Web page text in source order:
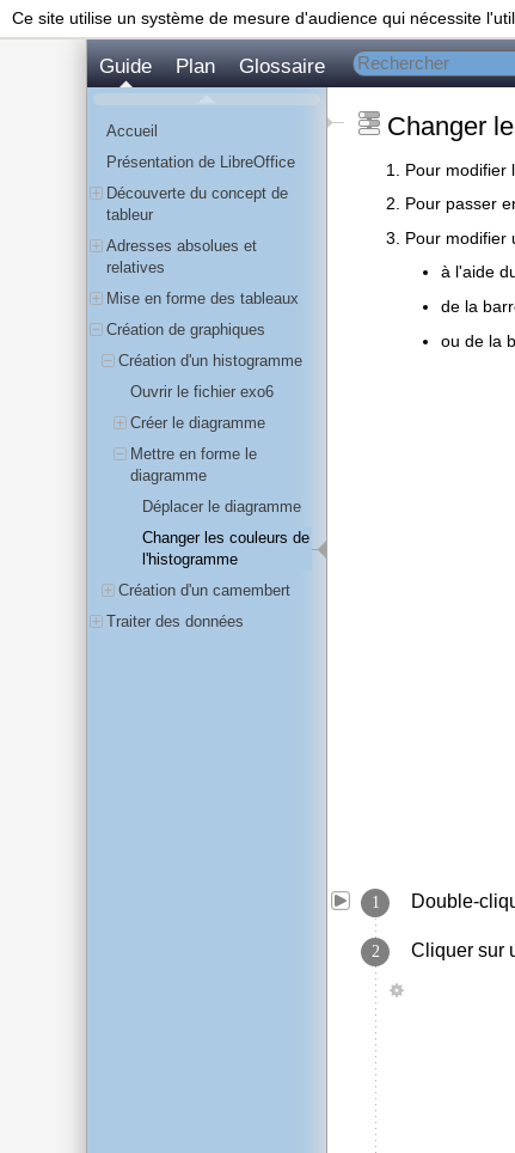
Ce site utilise un système de mesure d'audience qui nécessite
Guide Plan Glossaire
Changer
Pour modifier
Pour passer
Pour modifier
à l'aide
de la
ou de la
Double-
Cliquer sur
Accueil
Présentation de LibreOffice
Découverte du concept de
tableur
Adresses absolues et
relatives
Mise en forme des tableaux
Création de graphiques
Création d'un histogramme
Ouvrir le fichier exo6
Créer le diagramme
Mettre en forme le
diagramme
Déplacer le diagramme
Changer les couleurs de
l'histogramme
Création d'un camembert
Traiter des données